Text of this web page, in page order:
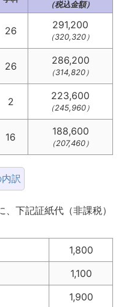
（税込金額）
26 291,200
（320,320）
26 286,200
（314,820）
2 223,600
（245,960）
16 188,600
（207,460）
訳
下記証紙代（非課税）
1,800
1,100
1,900